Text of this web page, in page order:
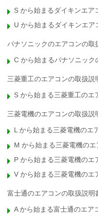
S から始まるダイキンエア
U から始まるダイキンエア
パナソニックのエアコンの取
C から始まるパナソニック
三菱重工のエアコンの取扱説
S から始まる三菱重工のエ
三菱電機のエアコンの取扱説
L から始まる三菱電機のエ
M から始まる三菱電機のエ
P から始まる三菱電機のエ
V から始まる三菱電機のエ
富士通のエアコンの取扱説明
A から始まる富士通のエア